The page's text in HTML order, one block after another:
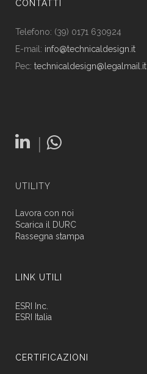
CONTATTI
Telefono: (39) 0171 630924
E-mail: info@technicaldesign.it
Pec: technicaldesign@legalmail.it
|
UTILITY
Lavora con noi
Scarica il DURC
Rassegna stampa
LINK UTILI
ESRI Inc.
ESRI Italia
CERTIFICAZIONI